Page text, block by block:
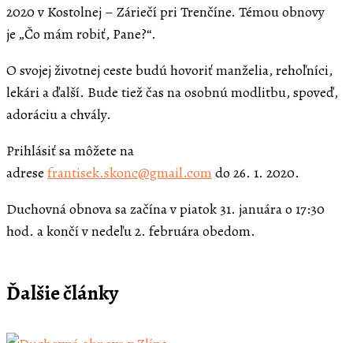
2020 v Kostolnej – Záriečí pri Trenčíne. Témou obnovy
je „Čo mám robiť, Pane?“.
O svojej životnej ceste budú hovoriť manželia, rehoľníci,
lekári a ďalší. Bude tiež čas na osobnú modlitbu, spoveď,
adoráciu a chvály.
Prihlásiť sa môžete na
adrese frantisek.skonc@gmail.comdo 26. 1. 2020.
Duchovná obnova sa začína v piatok 31. januára o 17:30
hod. a končí v nedeľu 2. februára obedom.
Ďalšie články